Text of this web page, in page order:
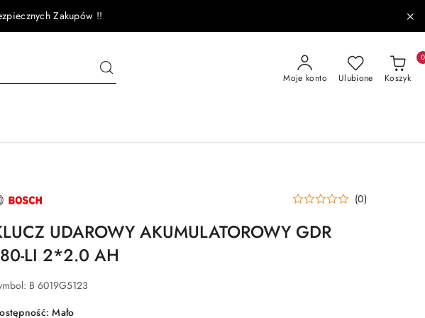
Zakupów !!
Moje konto Ulubione Koszyk
0
(0)
UDAROWY AKUMULATOROWY GDR
LI 2*2.0 AH
B 6019G5123
Mało